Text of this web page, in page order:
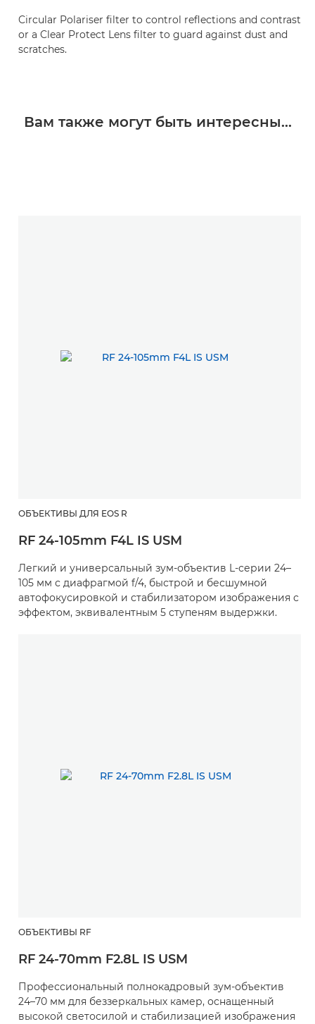
Circular Polariser filter to control reflections and contrast
or a Clear Protect Lens filter to guard against dust and
scratches.
Вам также могут быть интересны...
ОБЪЕКТИВЫ ДЛЯ EOS R
RF 24-105mm F4L IS USM
Легкий и универсальный зум-объектив L-серии 24–
105 мм с диафрагмой f/4, быстрой и бесшумной
автофокусировкой и стабилизатором изображения с
эффектом, эквивалентным 5 ступеням выдержки.
ОБЪЕКТИВЫ RF
RF 24-70mm F2.8L IS USM
Профессиональный полнокадровый зум-объектив
24–70 мм для беззеркальных камер, оснащенный
высокой светосилой и стабилизацией изображения